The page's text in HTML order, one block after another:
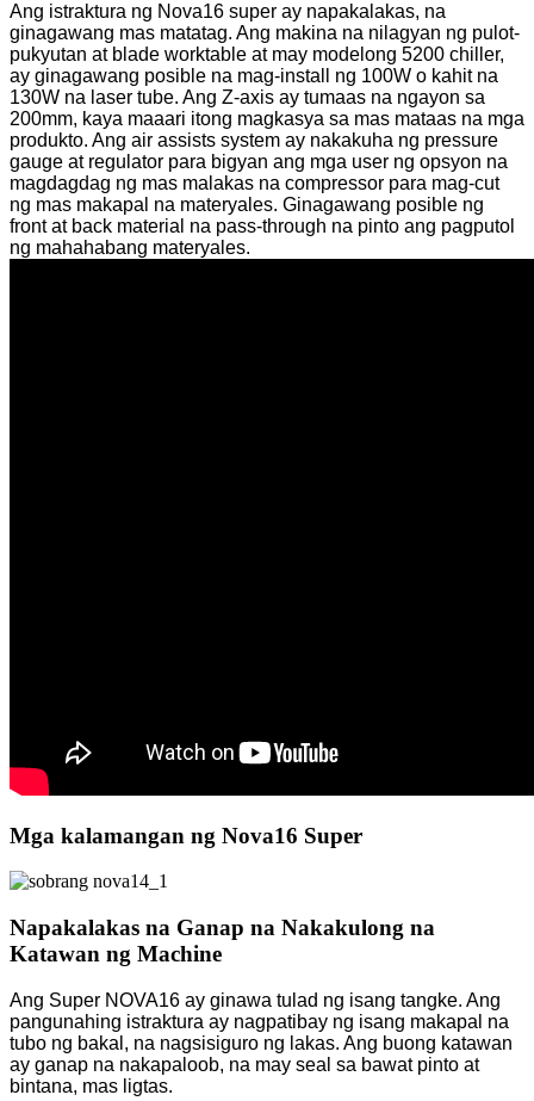
Ang istraktura ng Nova16 super ay napakalakas, na
ginagawang mas matatag. Ang makina na nilagyan ng pulot-
pukyutan at blade worktable at may modelong 5200 chiller,
ay ginagawang posible na mag-install ng 100W o kahit na
130W na laser tube. Ang Z-axis ay tumaas na ngayon sa
200mm, kaya maaari itong magkasya sa mas mataas na mga
produkto. Ang air assists system ay nakakuha ng pressure
gauge at regulator para bigyan ang mga user ng opsyon na
magdagdag ng mas malakas na compressor para mag-cut
ng mas makapal na materyales. Ginagawang posible ng
front at back material na pass-through na pinto ang pagputol
ng mahahabang materyales.
Mga kalamangan ng Nova16 Super
Napakalakas na Ganap na Nakakulong na
Katawan ng Machine
Ang Super NOVA16 ay ginawa tulad ng isang tangke. Ang
pangunahing istraktura ay nagpatibay ng isang makapal na
tubo ng bakal, na nagsisiguro ng lakas. Ang buong katawan
ay ganap na nakapaloob, na may seal sa bawat pinto at
bintana, mas ligtas.